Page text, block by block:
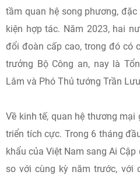
tầm quan hệ song phương,
kiện hợp tác. Năm 2023, hai
đổi đoàn cấp cao, trong đó có
trưởng Bộ Công an, nay là
Lâm và Phó Thủ tướng Trần
Về kinh tế, quan hệ thương
triển tích cực. Trong 6 tháng
khẩu của Việt Nam sang Ai Cập
so với cùng kỳ năm trước, với